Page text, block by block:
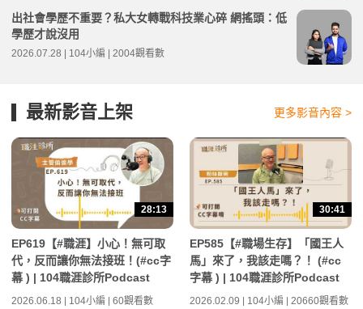
出社會學歷不重要？私大女轉戰科技業心碎 網搖頭：低
學歷才說沒用
2026.07.28 | 104小編 | 2004觀看數
最新影音上架 更多影音內容 >
28:13
EP619【#職涯】小心！無可取
代，反而讓你無法接班！(#cc字
幕 ) | 104職涯診所Podcast
2026.06.18 | 104小編 | 60觀看數
30:41
EP585【#職場生存】「國王人
馬」來了，我該走嗎？！ (#cc
字幕 ) | 104職涯診所Podcast
2026.02.09 | 104小編 | 20660觀看數